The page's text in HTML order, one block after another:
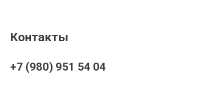
Контакты
+7 (980) 951 54 04